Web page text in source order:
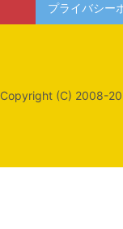
プライバシー
Copyright (C) 2008-